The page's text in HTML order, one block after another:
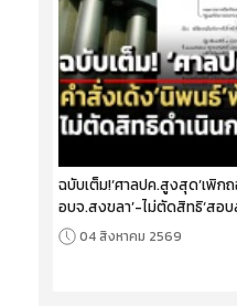
ฉบับเต็ม!‘ศาลปค.สูงสุด’เพิก
อบจ.สงขลา’-ไม่ตัดสิทธิ‘สอบ
04 สิงหาคม 2569